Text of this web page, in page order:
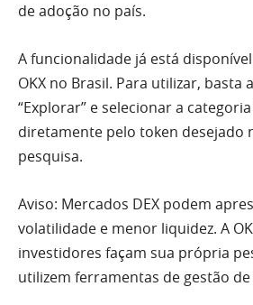
de adoção no país.
A funcionalidade já está
OKX no Brasil. Para utilizar, basta
“Explorar” e selecionar a categoria
diretamente pelo token desejado
pesquisa.
Aviso: Mercados DEX podem
volatilidade e menor liquidez. A
investidores façam sua própria
utilizem ferramentas de gestão